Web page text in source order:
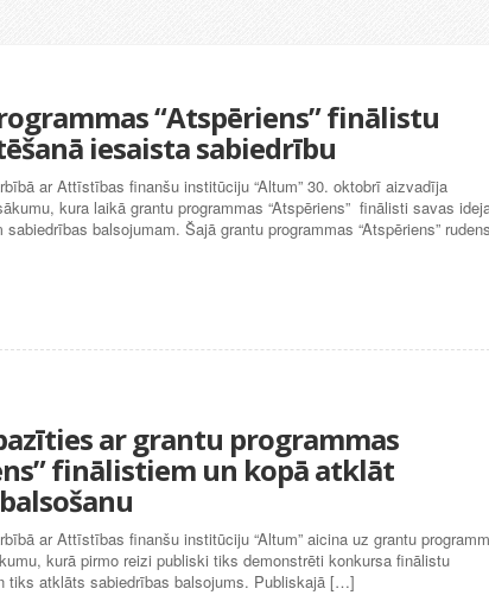
“Atspēriens” finālistu
iesaista sabiedrību
ar Attīstības finanšu institūciju “Altum” 30. oktobrī aizvadīja
kura laikā grantu programmas “Atspēriens” finālisti savas
sabiedrības balsojumam. Šajā grantu programmas “Atspēriens”
ar grantu programmas
finālistiem un kopā atklāt
ar Attīstības finanšu institūciju “Altum” aicina uz grantu
kurā pirmo reizi publiski tiks demonstrēti konkursa finālistu
tiks atklāts sabiedrības balsojums. Publiskajā […]